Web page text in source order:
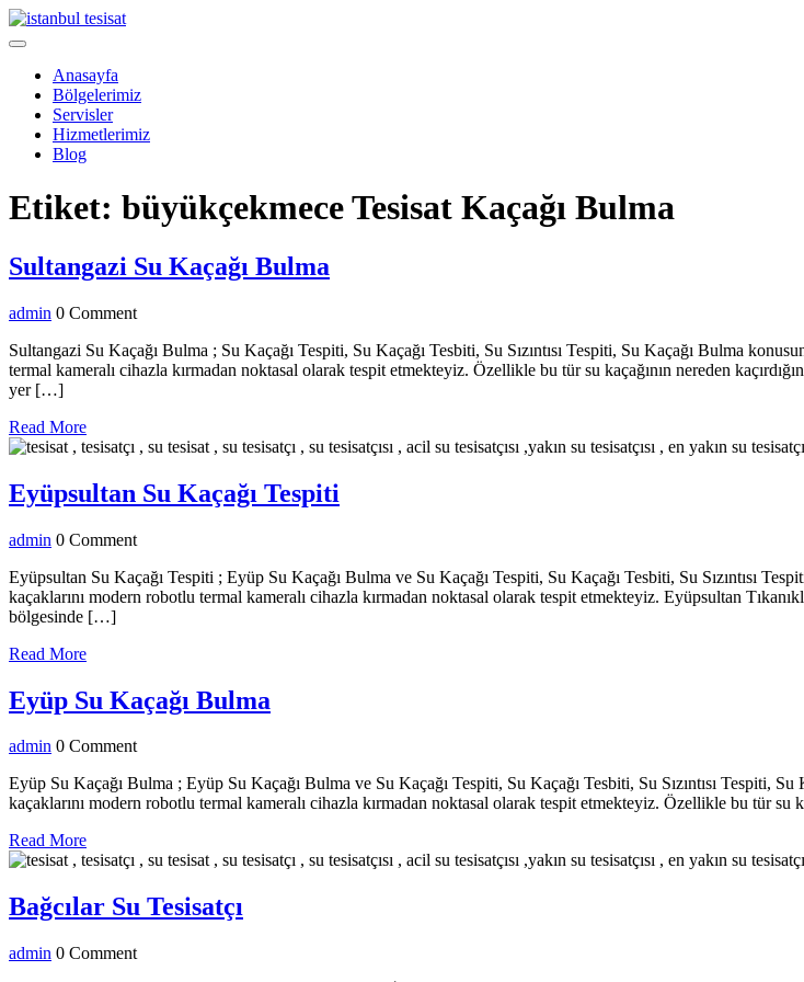
Skip
to
Open
Anasayfa
Bölgelerimiz
Servisler
Hizmetlerimiz
Blog
Menu
Etiket: büyükçekmece Tesisat Kaçağı Bulma
Sultangazi Su Kaçağı Bulma
Bulma
admin admin
0 Comment
Sultangazi Su Kaçağı Bulma ; Su Kaçağı Tespiti, Su Kaçağı Tesbiti, Su Sızıntısı Tespiti, Su Kaçağı Bulma
termal kameralı cihazla kırmadan noktasal olarak tespit etmekteyiz. Özellikle bu tür su kaçağının nereden
yer […]
Read MoreRead
More
Eyüpsultan Su Kaçağı Tespiti
Tespiti
admin admin
0 Comment
Eyüpsultan Su Kaçağı Tespiti ; Eyüp Su Kaçağı Bulma ve Su Kaçağı Tespiti, Su Kaçağı Tesbiti, Su Sızıntısı
kaçaklarını modern robotlu termal kameralı cihazla kırmadan noktasal olarak tespit etmekteyiz. Eyüpsultan
bölgesinde […]
Read MoreRead
Eyüp Su Kaçağı Bulma
Bulma
admin admin
0 Comment
Eyüp Su Kaçağı Bulma ; Eyüp Su Kaçağı Bulma ve Su Kaçağı Tespiti, Su Kaçağı Tesbiti, Su Sızıntısı Tespiti,
kaçaklarını modern robotlu termal kameralı cihazla kırmadan noktasal olarak tespit etmekteyiz. Özellikle bu tür
Read MoreRead
More
Bağcılar Su Tesisatçı
admin admin
0 Comment